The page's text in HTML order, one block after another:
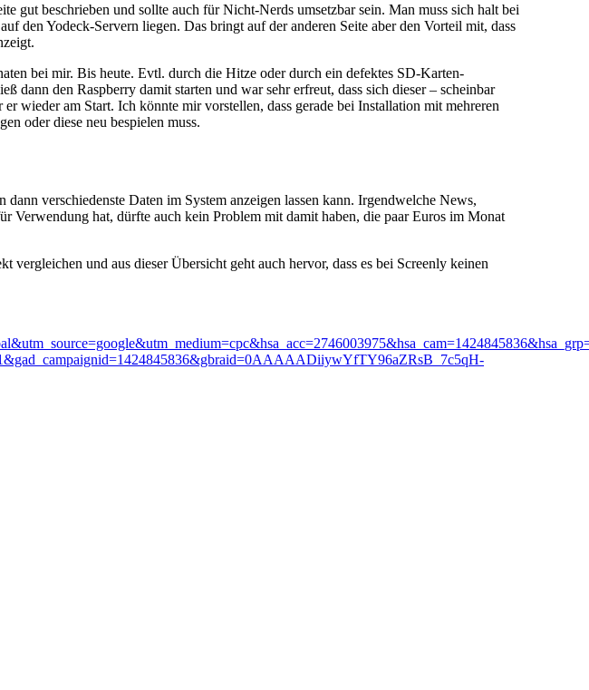
gut beschrieben und sollte auch für Nicht-Nerds umsetzbar sein. Man muss sich halt bei
den Yodeck-Servern liegen. Das bringt auf der anderen Seite aber den Vorteil mit, dass
bei mir. Bis heute. Evtl. durch die Hitze oder durch ein defektes SD-Karten-
dann den Raspberry damit starten und war sehr erfreut, dass sich dieser – scheinbar
wieder am Start. Ich könnte mir vorstellen, dass gerade bei Installation mit mehreren
oder diese neu bespielen muss.
dann verschiedenste Daten im System anzeigen lassen kann. Irgendwelche News,
Verwendung hat, dürfte auch kein Problem mit damit haben, die paar Euros im Monat
und aus dieser Übersicht geht auch hervor, dass es bei Screenly keinen